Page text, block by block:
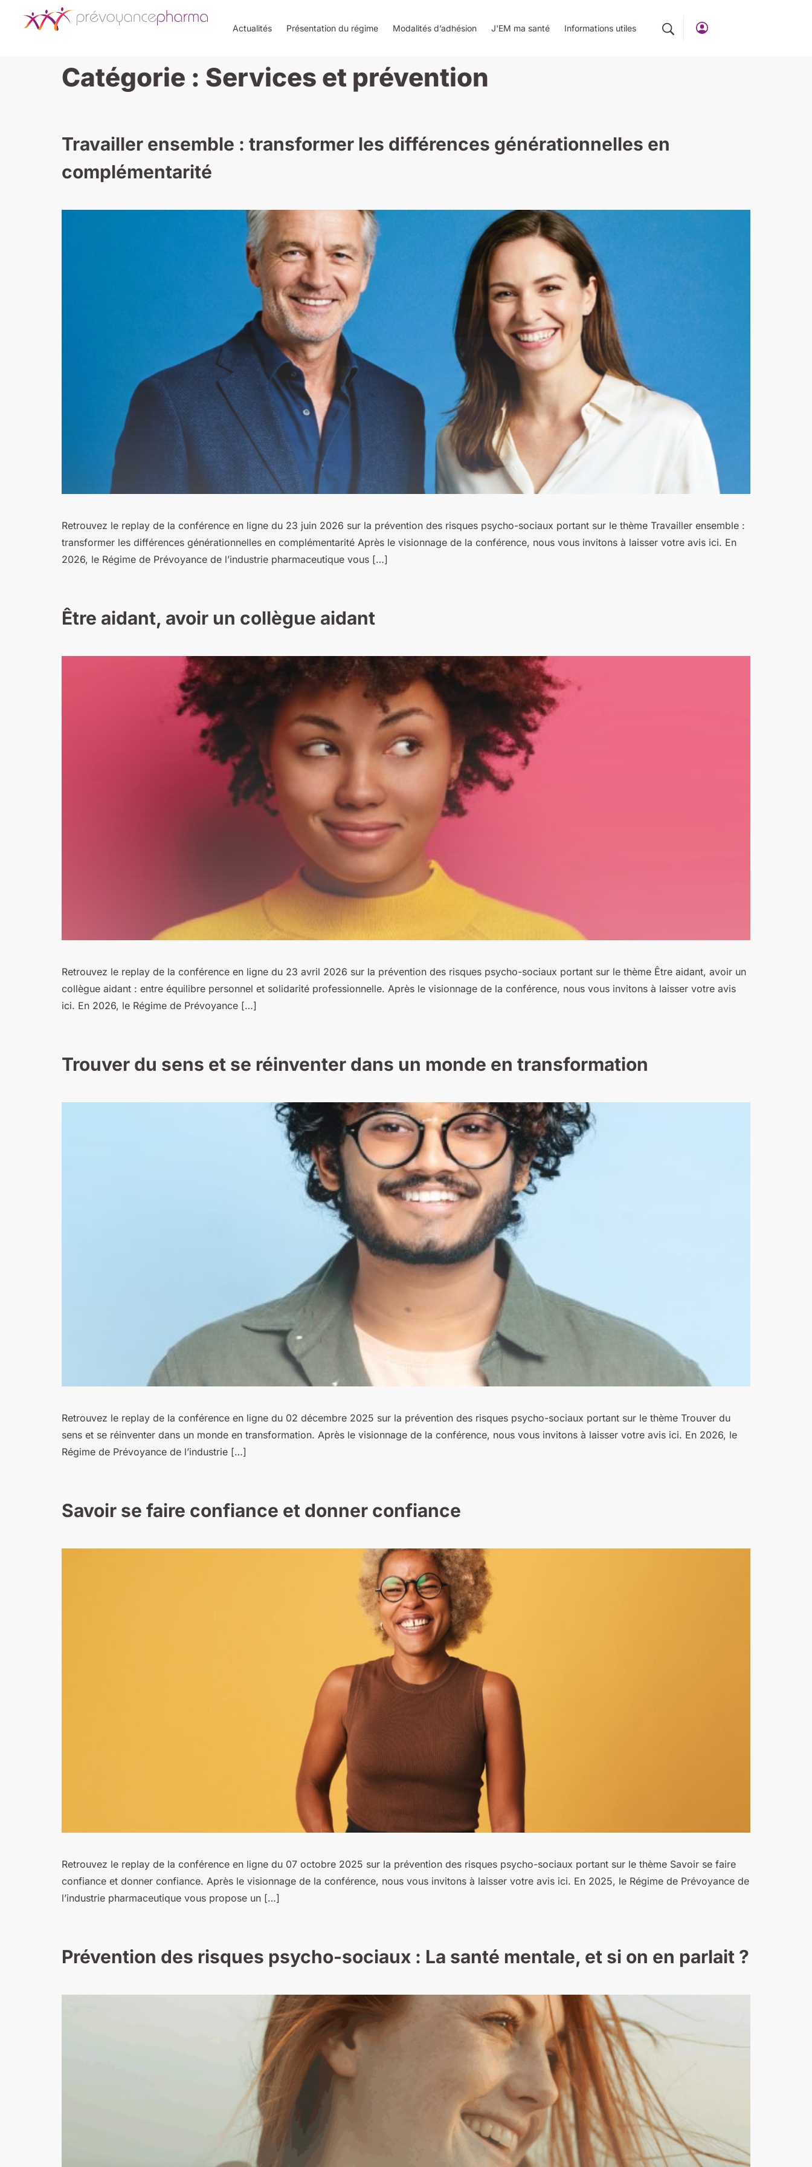
Actualités Présentation du régime Modalités d’adhésion J'EM ma santé Informations utiles
Catégorie : Services et prévention
Travailler ensemble : transformer les différences générationnelles en
complémentarité
Retrouvez le replay de la conférence en ligne du 23 juin 2026 sur la prévention des risques psycho-sociaux portant sur le thème Travailler ensemble :
transformer les différences générationnelles en complémentarité Après le visionnage de la conférence, nous vous invitons à laisser votre avis ici. En
2026, le Régime de Prévoyance de l’industrie pharmaceutique vous […]
Être aidant, avoir un collègue aidant
Retrouvez le replay de la conférence en ligne du 23 avril 2026 sur la prévention des risques psycho-sociaux portant sur le thème Être aidant, avoir un
collègue aidant : entre équilibre personnel et solidarité professionnelle. Après le visionnage de la conférence, nous vous invitons à laisser votre avis
ici. En 2026, le Régime de Prévoyance […]
Trouver du sens et se réinventer dans un monde en transformation
Retrouvez le replay de la conférence en ligne du 02 décembre 2025 sur la prévention des risques psycho-sociaux portant sur le thème Trouver du
sens et se réinventer dans un monde en transformation. Après le visionnage de la conférence, nous vous invitons à laisser votre avis ici. En 2026, le
Régime de Prévoyance de l’industrie […]
Savoir se faire confiance et donner confiance
Retrouvez le replay de la conférence en ligne du 07 octobre 2025 sur la prévention des risques psycho-sociaux portant sur le thème Savoir se faire
confiance et donner confiance. Après le visionnage de la conférence, nous vous invitons à laisser votre avis ici. En 2025, le Régime de Prévoyance de
l’industrie pharmaceutique vous propose un […]
Prévention des risques psycho-sociaux : La santé mentale, et si on en parlait ?